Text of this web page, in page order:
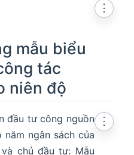
mẫu biểu
tác
niên độ
⋮
đầu tư công nguồn
năm ngân sách của
chủ đầu tư: Mẫu
⋮